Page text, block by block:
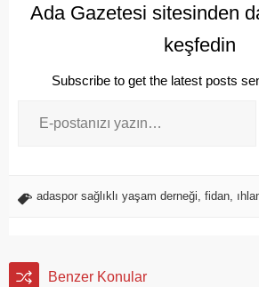
Ada Gazetesi sitesinden
keşfedin
Subscribe to get the latest posts
adaspor sağlıklı yaşam derneği, fidan,
Benzer Konular